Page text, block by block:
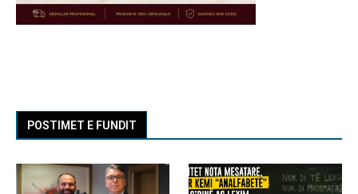
POSTIMET E FUNDIT